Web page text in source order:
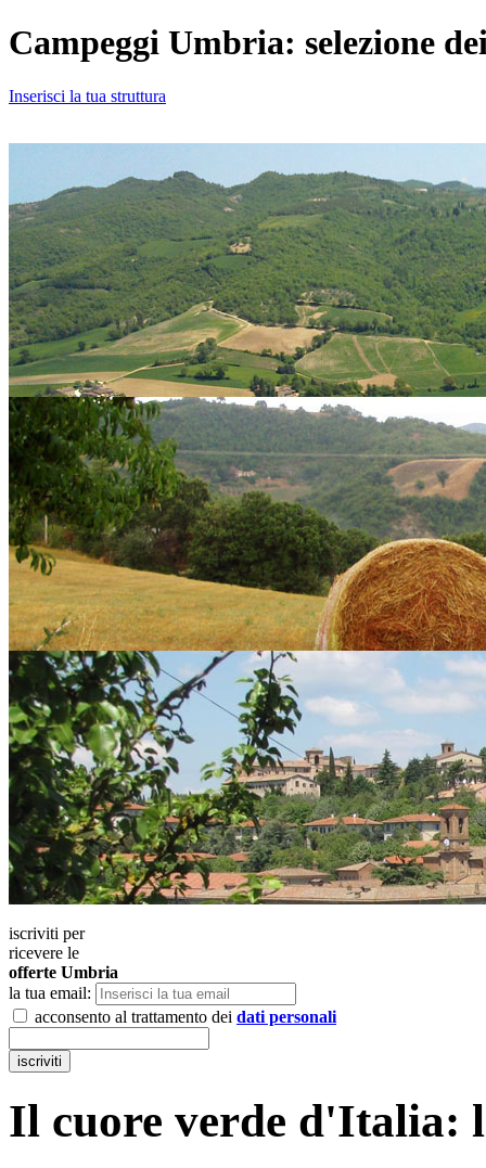
Campeggi Umbria: selezione
Inserisci la tua struttura
iscriviti per
ricevere le
offerte Umbria
la tua email:
acconsento al trattamento dei dati personali
Il cuore verde d'Italia: